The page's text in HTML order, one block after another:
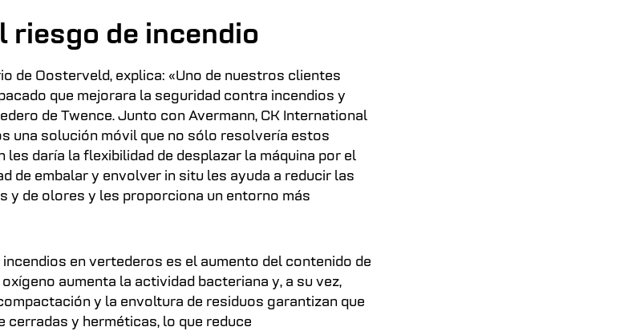
riesgo de incendio
de Oosterveld, explica: «Uno de nuestros clientes
que mejorara la seguridad contra incendios y
de Twence. Junto con Avermann, CK International
una solución móvil que no sólo resolvería estos
les daría la flexibilidad de desplazar la máquina por el
de embalar y envolver in situ les ayuda a reducir las
y de olores y les proporciona un entorno más
incendios en vertederos es el aumento del contenido de
aumenta la actividad bacteriana y, a su vez,
y la envoltura de residuos garantizan que
cerradas y herméticas, lo que reduce